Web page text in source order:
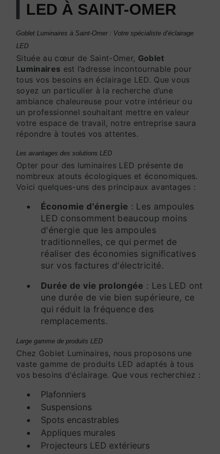
LED À SAINT-OMER
Goblet Luminaires à Saint-Omer : Votre spécialiste d’éclairage
LED
Située au cœur de Saint-Omer, Goblet
Luminaires est l’adresse incontournable pour
tous vos besoins en éclairage LED. Que vous
soyez un particulier à la recherche d’une
ambiance chaleureuse pour votre intérieur ou
un professionnel souhaitant mettre en valeur
votre espace de travail, notre entreprise saura
répondre à toutes vos attentes.
Les avantages des solutions LED
Opter pour des luminaires LED présente de
nombreux atouts écologiques et économiques.
Voici quelques-uns des principaux avantages :
Économie d'énergie : Les ampoules
LED consomment beaucoup moins
d'énergie que les ampoules
traditionnelles, ce qui permet de
réaliser des économies significatives
sur vos factures d'électricité.
Durée de vie prolongée : Les LED ont
une durée de vie bien supérieure, ce
qui réduit la fréquence des
remplacements.
Large gamme de produits LED
Chez Goblet Luminaires, nous proposons une
vaste gamme de produits LED adaptés à tous
vos besoins d'éclairage. Que vous recherchiez :
Plafonniers
Suspensions
Spots encastrables
Appliques murales
Projecteurs LED extérieurs